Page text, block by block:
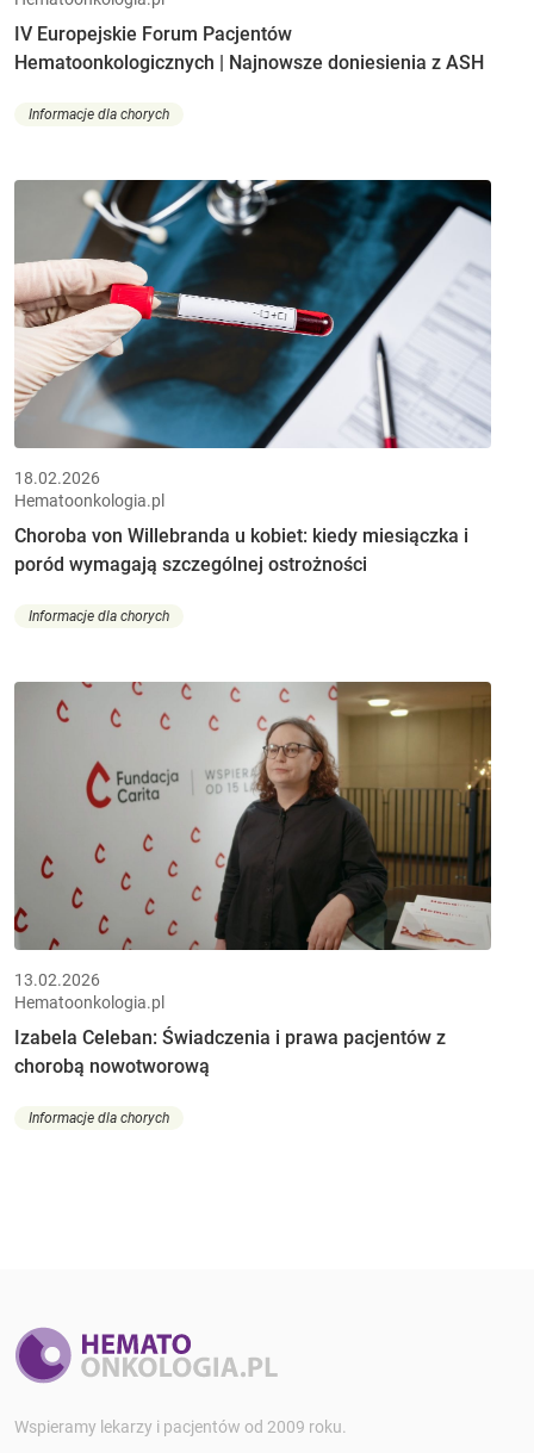
IV Europejskie Forum Pacjentów
Hematoonkologicznych | Najnowsze doniesienia z ASH
Informacje dla chorych
18.02.2026
Hematoonkologia.pl
Choroba von Willebranda u kobiet: kiedy miesiączka i
poród wymagają szczególnej ostrożności
Informacje dla chorych
13.02.2026
Hematoonkologia.pl
Izabela Celeban: Świadczenia i prawa pacjentów z
chorobą nowotworową
Informacje dla chorych
Wspieramy lekarzy i pacjentów od 2009 roku.